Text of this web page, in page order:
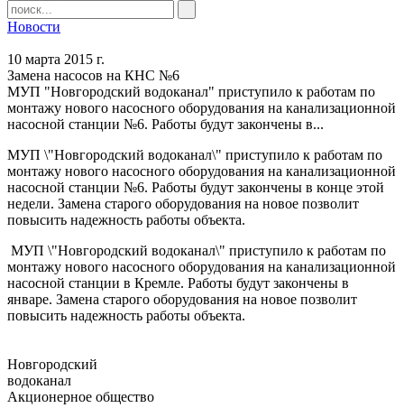
Новости
10 марта 2015 г.
Замена насосов на КНС №6
МУП "Новгородский водоканал" приступило к работам по
монтажу нового насосного оборудования на канализационной
насосной станции №6. Работы будут закончены в...
МУП \"Новгородский водоканал\" приступило к работам по
монтажу нового насосного оборудования на канализационной
насосной станции №6. Работы будут закончены в конце этой
недели. Замена старого оборудования на новое позволит
повысить надежность работы объекта.
МУП \"Новгородский водоканал\" приступило к работам по
монтажу нового насосного оборудования на канализационной
насосной станции в Кремле. Работы будут закончены в
январе. Замена старого оборудования на новое позволит
повысить надежность работы объекта.
Новгородский
водоканал
Акционерное общество